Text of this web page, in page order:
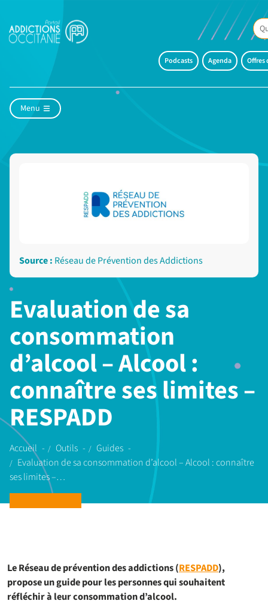
Podcasts Agenda Offres
Menu
Evaluation de sa
consommation
d’alcool – Alcool :
connaître ses limites –
RESPADD
Accueil Outils
Guides
Evaluation de sa consommation d’alcool – Alcool : connaître
ses limites –…
Source : Réseau de Prévention des Addictions
Le Réseau de prévention des addictions (RESPADD),
propose un guide pour les personnes qui souhaitent
réfléchir à leur consommation d’alcool.